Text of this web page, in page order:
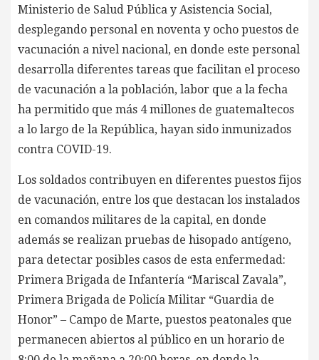
Ministerio de Salud Pública y Asistencia Social,
desplegando personal en noventa y ocho puestos de
vacunación a nivel nacional, en donde este personal
desarrolla diferentes tareas que facilitan el proceso
de vacunación a la población, labor que a la fecha
ha permitido que más 4 millones de guatemaltecos
a lo largo de la República, hayan sido inmunizados
contra COVID-19.
Los soldados contribuyen en diferentes puestos fijos
de vacunación, entre los que destacan los instalados
en comandos militares de la capital, en donde
además se realizan pruebas de hisopado antígeno,
para detectar posibles casos de esta enfermedad:
Primera Brigada de Infantería “Mariscal Zavala”,
Primera Brigada de Policía Militar “Guardia de
Honor” – Campo de Marte, puestos peatonales que
permanecen abiertos al público en un horario de